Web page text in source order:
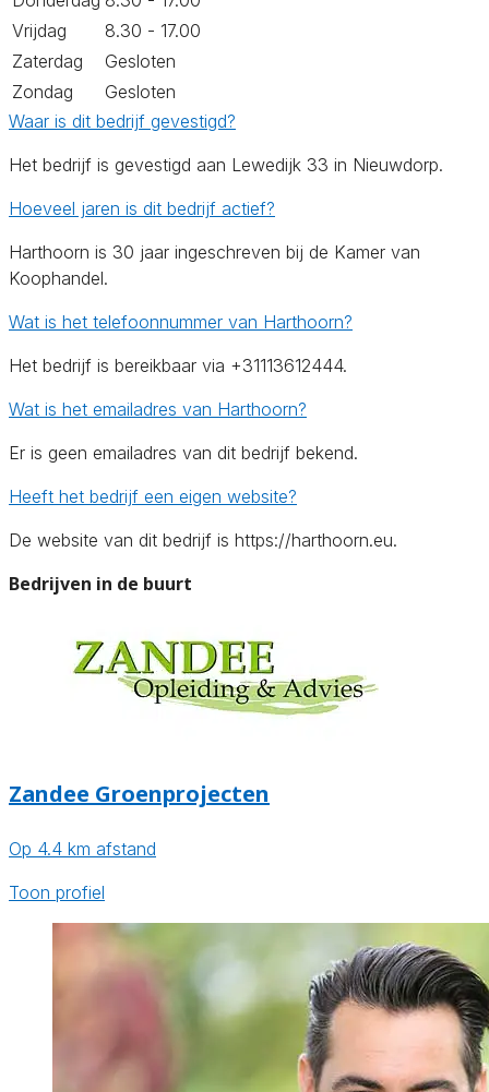
Vrijdag
8.30 - 17.00
Zaterdag
Gesloten
Zondag
Gesloten
Waar is dit bedrijf gevestigd?
Het bedrijf is gevestigd aan Lewedijk 33 in Nieuwdorp.
Hoeveel jaren is dit bedrijf actief?
Harthoorn is 30 jaar ingeschreven bij de Kamer van
Koophandel.
Wat is het telefoonnummer van Harthoorn?
Het bedrijf is bereikbaar via +31113612444.
Wat is het emailadres van Harthoorn?
Er is geen emailadres van dit bedrijf bekend.
Heeft het bedrijf een eigen website?
De website van dit bedrijf is https://harthoorn.eu.
Bedrijven in de buurt
Zandee Groenprojecten
Op 4.4 km afstand
Toon profiel